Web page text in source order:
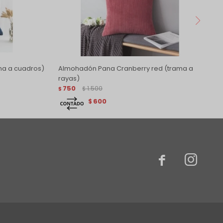
a cuadros)
Almohadón Pana Cranberry red (trama a
rayas)
$ 750 $ 1.500
$ 600
 